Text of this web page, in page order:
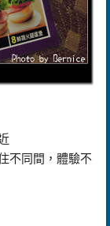
不同間，體驗不